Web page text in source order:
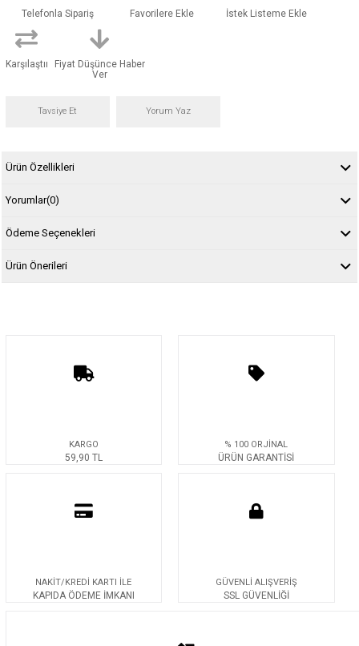
Telefonla Sipariş Favorilere Ekle İstek Listeme Ekle
Karşılaştır
Fiyat Düşünce Haber
Ver
Tavsiye Et Yorum Yaz
Ürün Özellikleri
Yorumlar(0)
Ödeme Seçenekleri
Ürün Önerileri
KARGO
59,90 TL
% 100 ORJİNAL
ÜRÜN GARANTİSİ
NAKİT/KREDİ KARTI İLE
KAPIDA ÖDEME İMKANI
GÜVENLİ ALIŞVERİŞ
SSL GÜVENLİĞİ